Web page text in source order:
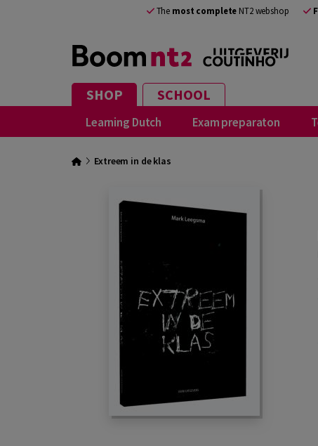
The most complete NT2 webshop
SHOP SCHOOL
Learning Dutch Exam preparaton
Extreem in de klas